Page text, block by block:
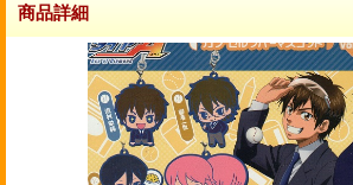
商品詳細